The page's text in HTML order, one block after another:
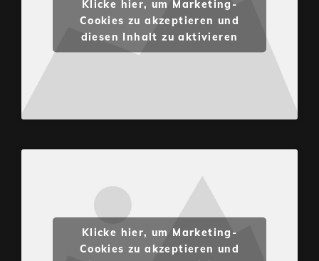
Klicke hier, um Marketing-
Cookies zu akzeptieren und
diesen Inhalt zu aktivieren
Klicke hier, um Marketing-
Cookies zu akzeptieren und